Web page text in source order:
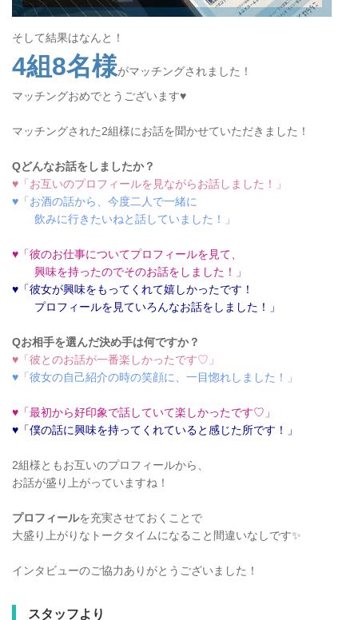
そして結果はなんと！
4組8名様がマッチングされました！
マッチングおめでとうございます♥
マッチングされた2組様にお話を聞かせていただきました！
Qどんなお話をしましたか？
♥「お互いのプロフィールを見ながらお話しました！」
♥「お酒の話から、今度二人で一緒に
飲みに行きたいねと話していました！」
♥「彼のお仕事についてプロフィールを見て、
興味を持ったのでそのお話をしました！」
♥「彼女が興味をもってくれて嬉しかったです！
プロフィールを見ていろんなお話をしました！」
Qお相手を選んだ決め手は何ですか？
♥「彼とのお話が一番楽しかったです♡」
♥「彼女の自己紹介の時の笑顔に、一目惚れしました！」
♥「最初から好印象で話していて楽しかったです♡」
♥「僕の話に興味を持ってくれていると感じた所です！」
2組様ともお互いのプロフィールから、
お話が盛り上がっていますね！
プロフィールを充実させておくことで
大盛り上がりなトークタイムになること間違いなしです✨
インタビューのご協力ありがとうございました！
スタッフより